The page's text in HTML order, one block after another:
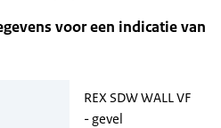
voor een indicatie van
REX SDW WALL VF
- gevel